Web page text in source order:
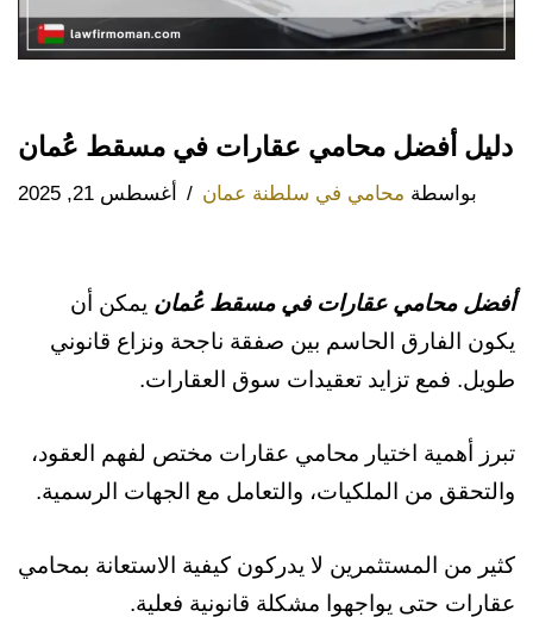
دليل أفضل محامي عقارات في مسقط عُمان
بواسطة محامي في سلطنة عمان أغسطس 21, 2025
أفضل محامي عقارات في مسقط عُمان يمكن أن
يكون الفارق الحاسم بين صفقة ناجحة ونزاع قانوني
طويل. فمع تزايد تعقيدات سوق العقارات.
تبرز أهمية اختيار محامي عقارات مختص لفهم العقود،
والتحقق من الملكيات، والتعامل مع الجهات الرسمية.
كثير من المستثمرين لا يدركون كيفية الاستعانة بمحامي
عقارات حتى يواجهوا مشكلة قانونية فعلية.